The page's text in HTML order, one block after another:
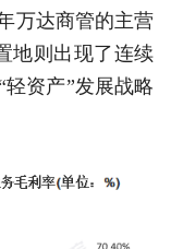
万达商管的主营
地则出现了连续
资产”发展战略